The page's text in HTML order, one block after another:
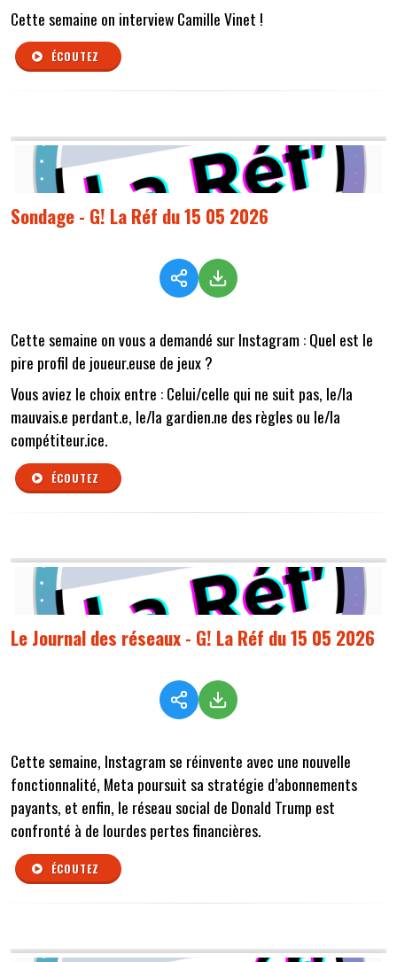
Cette semaine on interview Camille Vinet !
ÉCOUTEZ
Sondage - G! La Réf du 15 05 2026
Cette semaine on vous a demandé sur Instagram : Quel est le
pire profil de joueur.euse de jeux ?
Vous aviez le choix entre : Celui/celle qui ne suit pas, le/la
mauvais.e perdant.e, le/la gardien.ne des règles ou le/la
compétiteur.ice.
ÉCOUTEZ
Le Journal des réseaux - G! La Réf du 15 05 2026
Cette semaine, Instagram se réinvente avec une nouvelle
fonctionnalité, Meta poursuit sa stratégie d’abonnements
payants, et enfin, le réseau social de Donald Trump est
confronté à de lourdes pertes financières.
ÉCOUTEZ